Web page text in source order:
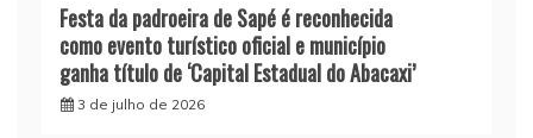
Festa da padroeira de Sapé é reconhecida
como evento turístico oficial e município
ganha título de ‘Capital Estadual do Abacaxi’
3 de julho de 2026